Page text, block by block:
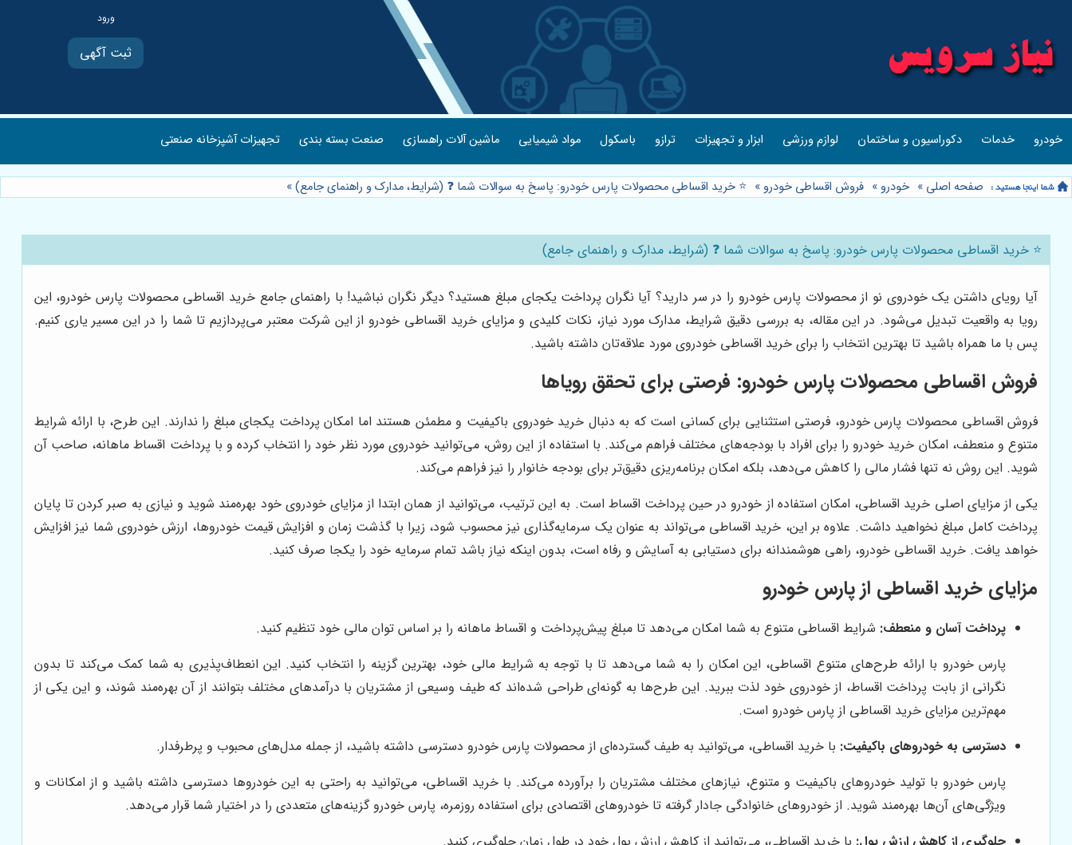
ثبت آگهی
خودرو خدمات دکوراسیون و ساختمان لوازم ورزشی ابزار و تجهیزات ترازو باسکول مواد شیمیایی ماشین آلات راهسازی صنعت بسته بندی تجهیزات آشپزخانه صنعتی
صفحه اصلی » خودرو » فروش اقساطی خودرو » ⭐️ خرید اقساطی محصولات پارس خودرو: پاسخ به سوالات شما ❓ (شرایط، مدارک و راهنمای جامع)»
⭐️ خرید اقساطی محصولات پارس خودرو: پاسخ به سوالات شما ❓ (شرایط، مدارک و راهنمای جامع)
آیا رویای داشتن یک خودروی نو از محصولات پارس خودرو را در سر دارید؟ آیا نگران پرداخت یکجای مبلغ هستید؟ دیگر نگران نباشید! با راهنمای جامع خرید اقساطی محصولات پارس خودرو، این
رویا به واقعیت تبدیل می‌شود. در این مقاله، به بررسی دقیق شرایط، مدارک مورد نیاز، نکات کلیدی و مزایای خرید اقساطی خودرو از این شرکت معتبر می‌پردازیم تا شما را در این مسیر یاری کنیم.
پس با ما همراه باشید تا بهترین انتخاب را برای خرید اقساطی خودروی مورد علاقه‌تان داشته باشید.
فروش اقساطی محصولات پارس خودرو: فرصتی برای تحقق رویاها
فروش اقساطی محصولات پارس خودرو، فرصتی استثنایی برای کسانی است که به دنبال خرید خودروی باکیفیت و مطمئن هستند اما امکان پرداخت یکجای مبلغ را ندارند. این طرح، با ارائه شرایط
متنوع و منعطف، امکان خرید خودرو را برای افراد با بودجه‌های مختلف فراهم می‌کند. با استفاده از این روش، می‌توانید خودروی مورد نظر خود را انتخاب کرده و با پرداخت اقساط ماهانه، صاحب آن
شوید. این روش نه تنها فشار مالی را کاهش می‌دهد، بلکه امکان برنامه‌ریزی دقیق‌تر برای بودجه خانوار را نیز فراهم می‌کند.
یکی از مزایای اصلی خرید اقساطی، امکان استفاده از خودرو در حین پرداخت اقساط است. به این ترتیب، می‌توانید از همان ابتدا از مزایای خودروی خود بهره‌مند شوید و نیازی به صبر کردن تا پایان
پرداخت کامل مبلغ نخواهید داشت. علاوه بر این، خرید اقساطی می‌تواند به عنوان یک سرمایه‌گذاری نیز محسوب شود، زیرا با گذشت زمان و افزایش قیمت خودروها، ارزش خودروی شما نیز افزایش
خواهد یافت. خرید اقساطی خودرو، راهی هوشمندانه برای دستیابی به آسایش و رفاه است، بدون اینکه نیاز باشد تمام سرمایه خود را یکجا صرف کنید.
مزایای خرید اقساطی از پارس خودرو
پرداخت آسان و منعطف: شرایط اقساطی متنوع به شما امکان می‌دهد تا مبلغ پیش‌پرداخت و اقساط ماهانه را بر اساس توان مالی خود تنظیم کنید.
پارس خودرو با ارائه طرح‌های متنوع اقساطی، این امکان را به شما می‌دهد تا با توجه به شرایط مالی خود، بهترین گزینه را انتخاب کنید. این انعطاف‌پذیری به شما کمک می‌کند تا بدون
نگرانی از بابت پرداخت اقساط، از خودروی خود لذت ببرید. این طرح‌ها به گونه‌ای طراحی شده‌اند که طیف وسیعی از مشتریان با درآمدهای مختلف بتوانند از آن بهره‌مند شوند، و این یکی از
مهم‌ترین مزایای خرید اقساطی از پارس خودرو است.
دسترسی به خودروهای باکیفیت: با خرید اقساطی، می‌توانید به طیف گسترده‌ای از محصولات پارس خودرو دسترسی داشته باشید، از جمله مدل‌های محبوب و پرطرفدار.
پارس خودرو با تولید خودروهای باکیفیت و متنوع، نیازهای مختلف مشتریان را برآورده می‌کند. با خرید اقساطی، می‌توانید به راحتی به این خودروها دسترسی داشته باشید و از امکانات و
ویژگی‌های آن‌ها بهره‌مند شوید. از خودروهای خانوادگی جادار گرفته تا خودروهای اقتصادی برای استفاده روزمره، پارس خودرو گزینه‌های متعددی را در اختیار شما قرار می‌دهد.